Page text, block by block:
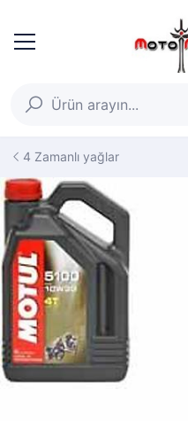
4 Zamanlı yağlar